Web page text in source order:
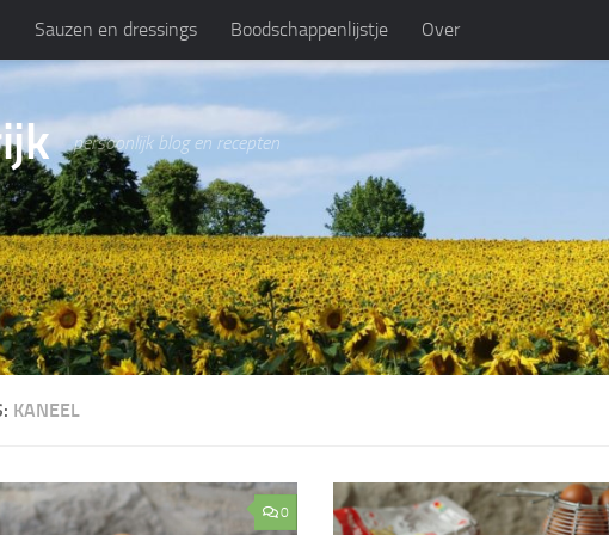
Sauzen en dressings Boodschappenlijstje Over
persoonlijk blog en recepten
KANEEL
0